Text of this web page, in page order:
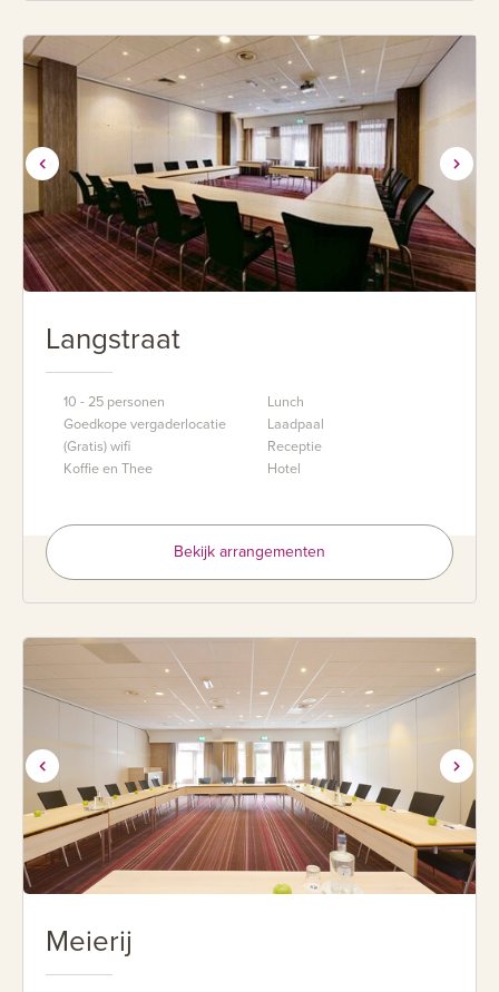
Langstraat
10 - 25 personen
Goedkope vergaderlocatie
(Gratis) wifi
Koffie en Thee
Lunch
Laadpaal
Receptie
Hotel
Bekijk arrangementen
Meierij